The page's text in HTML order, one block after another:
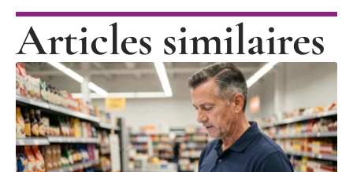
Articles similaires